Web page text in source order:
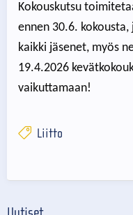
Kokouskutsu
ennen 30.6.
kaikki jäsenet, myös
19.4.2026
vaikuttamaan!
Liitto